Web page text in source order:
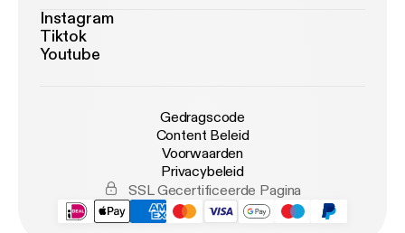
Instagram
Tiktok
Youtube
Gedragscode
Content Beleid
Voorwaarden
Privacybeleid
SSL Gecertificeerde Pagina